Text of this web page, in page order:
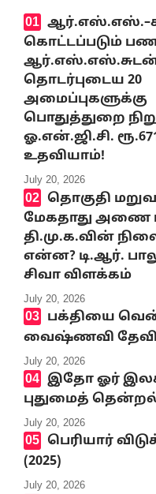
கொட்டப்படும்
தொடர்புடைய 20
அமைப்புகளுக்கு
பொதுத்துறை
ஓ.என்.ஜி.சி.
உதவியாம்!
July 20, 2026
தொகுதி
மேகதாது அணை
தி.மு.க.வின்
என்ன? டி.ஆர்.
சிவா விளக்கம்
July 20, 2026
பக்தியை
வைஷ்ணவி தேவி
July 20, 2026
இதோ ஓர்
புதுமைத் தென்றல்
July 20, 2026
பெரியார்
(2025)
July 20, 2026